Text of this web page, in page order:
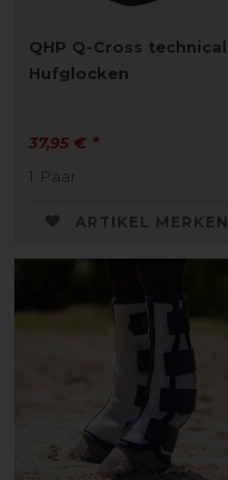
QHP Q-Cross technical
Hufglocken
37,95 € *
1 Paar
ARTIKEL MERKEN